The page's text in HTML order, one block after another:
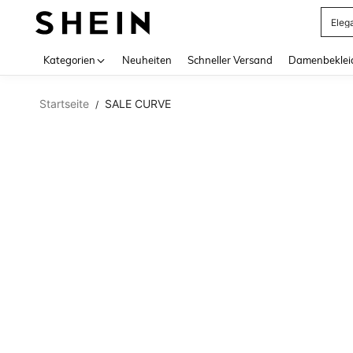
Kategorien Neuheiten Schneller Versand
Startseite / SALE CURVE